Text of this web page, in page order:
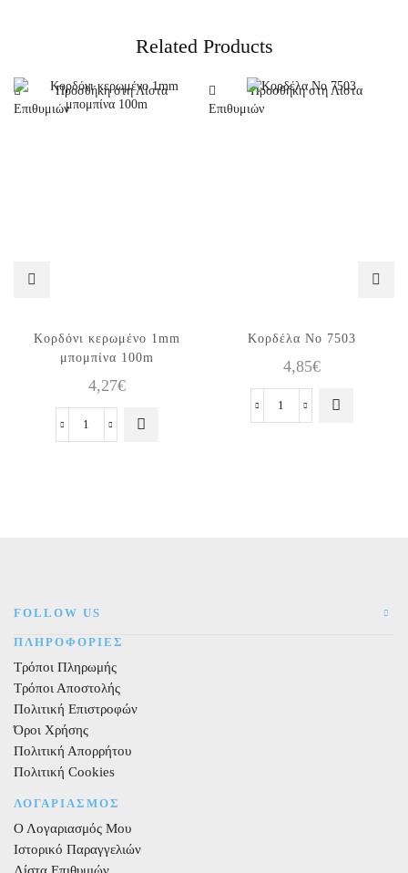
Related Products
Προσθήκη στη Λίστα
Επιθυμιών
Κορδόνι κερωμένο 1mm
μπομπίνα 100m
4,27€
Κορδόνι
Προσθήκη στη Λίστα
Επιθυμιών
Κορδέλα Νο 7503
4,85€
Κορδέλα
FOLLOW US
ΠΛΗΡΟΦΟΡΙΕΣ
Τρόποι Πληρωμής
Τρόποι Αποστολής
Πολιτική Επιστροφών
Όροι Χρήσης
Πολιτική Απορρήτου
Πολιτική Cookies
ΛΟΓΑΡΙΑΣΜΟΣ
Ο Λογαριασμός Μου
Ιστορικό Παραγγελιών